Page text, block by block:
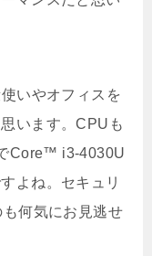
いやオフィスを
います。CPUも
Core™ i3-4030U
よね。セキュリ
何気にお見逃せ